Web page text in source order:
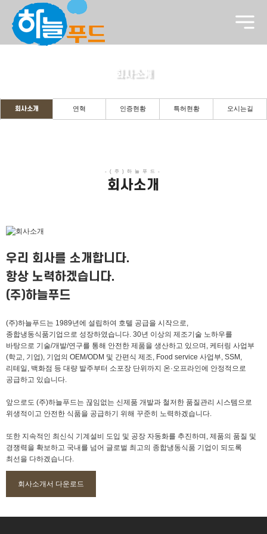
회사소개
회사소개 연혁 인증현황 특허현황 오시는길
회사소개
우리 회사를 소개합니다.
항상 노력하겠습니다.
(주)하늘푸드
(주)하늘푸드는 1989년에 설립하여 호텔 공급을 시작으로,
종합냉동식품기업으로 성장하였습니다. 30년 이상의 제조기술 노하우를
바탕으로 기술/개발/연구를 통해 안전한 제품을 생산하고 있으며, 케터링 사업부
(학교, 기업), 기업의 OEM/ODM 및 간편식 제조, Food service 사업부, SSM,
리테일, 백화점 등 대량 발주부터 소포장 단위까지 온·오프라인에 안정적으로
공급하고 있습니다.
앞으로도 (주)하늘푸드는 끊임없는 신제품 개발과 철저한 품질관리 시스템으로
위생적이고 안전한 식품을 공급하기 위해 꾸준히 노력하겠습니다.
또한 지속적인 최신식 기계설비 도입 및 공장 자동화를 추진하며, 제품의 품질 및
경쟁력을 확보하고 국내를 넘어 글로벌 최고의 종합냉동식품 기업이 되도록
최선을 다하겠습니다.
회사소개서 다운로드